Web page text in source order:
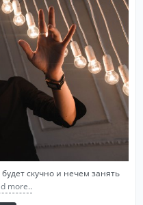
скучно и нечем занять
more..